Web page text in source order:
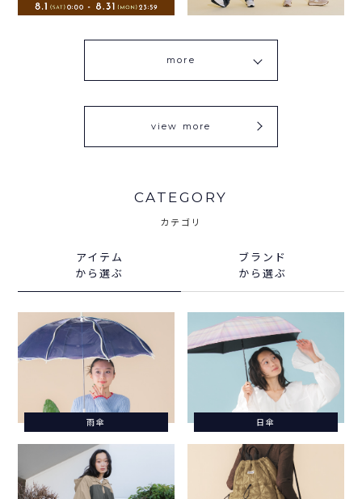
more
view more
CATEGORY
カテゴリ
アイテム
から選ぶ
ブランド
から選ぶ
雨傘 日傘